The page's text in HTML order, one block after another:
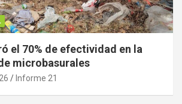
el 70% de efectividad en la
microbasurales
Informe 21